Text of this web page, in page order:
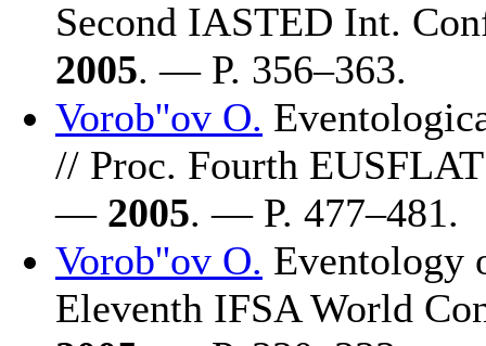
Second IASTED Int.
2005. — P. 356–363.
Vorob''ov O.
// Proc. Fourth
— 2005. — P. 477–481.
Vorob''ov O. Eventology
Eleventh IFSA World